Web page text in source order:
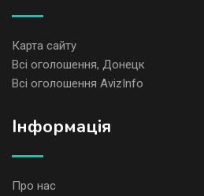
Карта сайту
Всі оголошення, Донецк
Всі оголошення AvizInfo
Iнформація
Про нас